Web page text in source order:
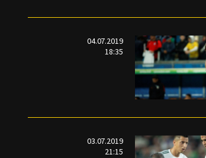
04.07.2019
18:35
03.07.2019
21:15